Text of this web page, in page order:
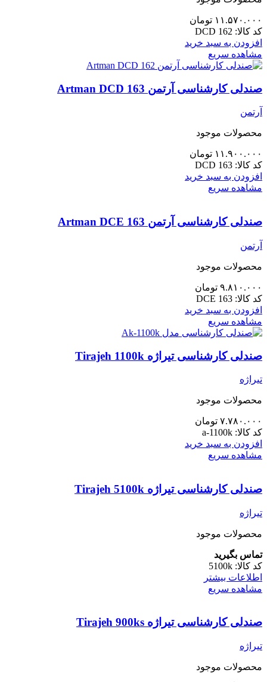
۱۱.۵۷۰.۰۰۰ تومان
کد کالا: DCD 162
افزودن به سبد خرید
مشاهده سریع
صندلی کارشناسی آرتمن Artman DCD 163
آرتمن
محصولات موجود
۱۱.۹۰۰.۰۰۰ تومان
کد کالا: DCD 163
افزودن به سبد خرید
مشاهده سریع
صندلی کارشناسی آرتمن Artman DCE 163
آرتمن
محصولات موجود
۹.۸۱۰.۰۰۰ تومان
کد کالا: DCE 163
افزودن به سبد خرید
مشاهده سریع
صندلی کارشناسی تیراژه Tirajeh 1100k
تیراژه
محصولات موجود
۷.۷۸۰.۰۰۰ تومان
کد کالا: a-1100k
افزودن به سبد خرید
مشاهده سریع
صندلی کارشناسی تیراژه Tirajeh 5100k
تیراژه
محصولات موجود
تماس بگیرید
کد کالا: 5100k
اطلاعات بیشتر
مشاهده سریع
صندلی کارشناسی تیراژه Tirajeh 900ks
تیراژه
محصولات موجود